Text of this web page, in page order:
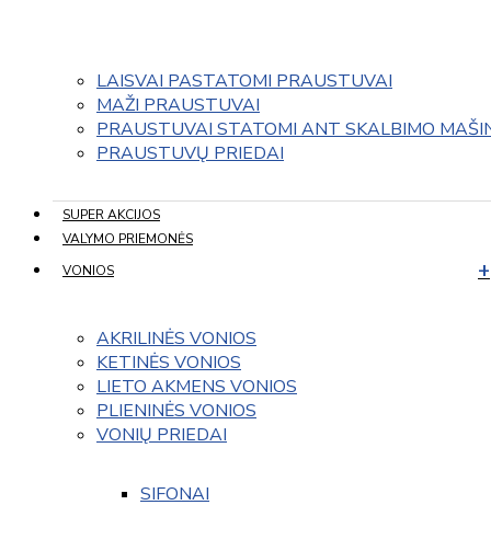
LAISVAI PASTATOMI PRAUSTUVAI
MAŽI PRAUSTUVAI
PRAUSTUVAI STATOMI ANT SKALBIMO
PRAUSTUVŲ PRIEDAI
SUPER AKCIJOS
VALYMO PRIEMONĖS
VONIOS
AKRILINĖS VONIOS
KETINĖS VONIOS
LIETO AKMENS VONIOS
PLIENINĖS VONIOS
VONIŲ PRIEDAI
SIFONAI